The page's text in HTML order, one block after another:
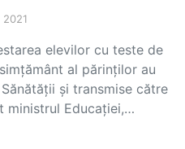
elevilor cu teste de
al părinților au
și transmise către
ministrul Educației,…